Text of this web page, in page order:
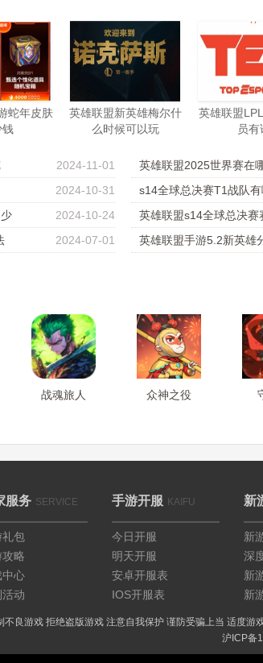
蛇年皮肤
钱
英雄联盟新英雄梅尔什
么时候可以玩
英雄联盟
员有
2024-11-01 英雄联盟2025世界赛在
2024-10-31 s14全球总决赛T1战队有
2024-10-24 英雄联盟s14全球总决赛
2024-07-01 英雄联盟手游5.2新英雄
战魂旅人 众神之役
服务 SERVICE
礼包
略
中心
动
手游开服 KAIFU
今日开服
明天开服
安卓开服表
IOS开服表
新
新
深
新
新
不良游戏 拒绝盗版游戏 注意自我保护 谨防受骗上当 适度
沪ICP备